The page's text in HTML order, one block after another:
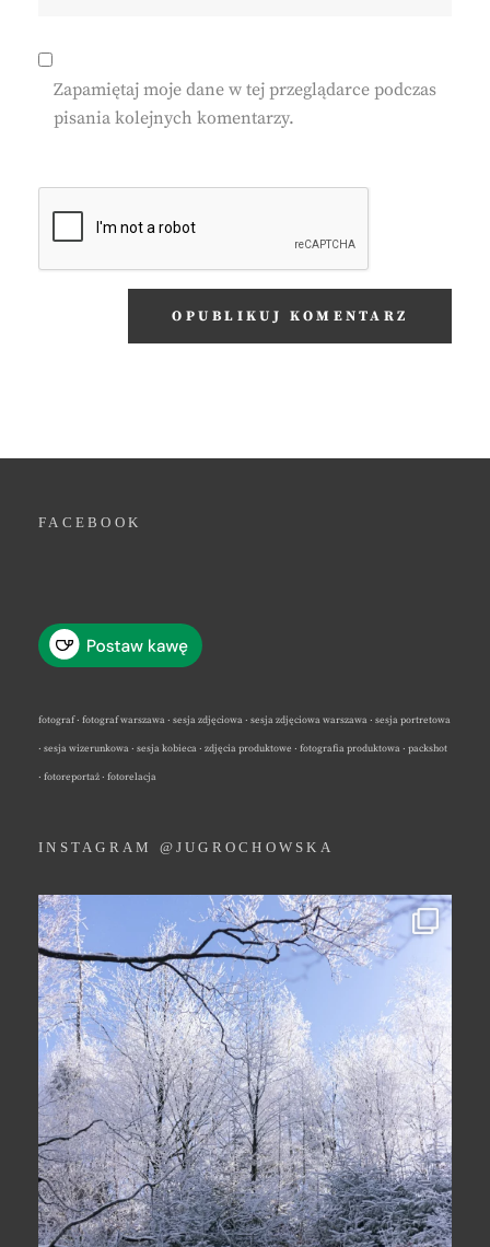
Zapamiętaj moje dane w tej przeglądarce podczas
pisania kolejnych komentarzy.
FACEBOOK
fotograf · fotograf warszawa · sesja zdjęciowa · sesja zdjęciowa warszawa · sesja portretowa
· sesja wizerunkowa · sesja kobieca · zdjęcia produktowe · fotografia produktowa · packshot
· fotoreportaż · fotorelacja
INSTAGRAM @JUGROCHOWSKA